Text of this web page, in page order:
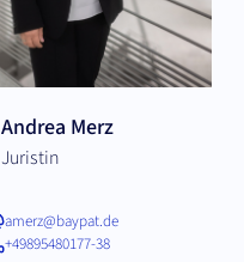
Andrea Merz
Juristin
amerz@baypat.de
+49895480177-38